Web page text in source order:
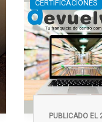
CERTIFICACIONES
PUBLICADO EL